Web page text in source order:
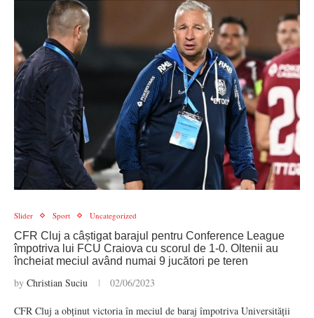
Slider Sport Uncategorized
CFR Cluj a câștigat barajul pentru Conference League
împotriva lui FCU Craiova cu scorul de 1-0. Oltenii au
încheiat meciul având numai 9 jucători pe teren
by Christian Suciu 02/06/2023
CFR Cluj a obținut victoria în meciul de baraj împotriva Universității